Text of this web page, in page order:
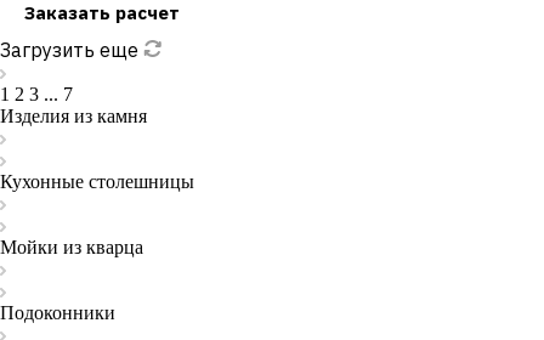
Заказать расчет
Загрузить еще
1 2 3 ... 7
Изделия из камня
Кухонные столешницы
Мойки из кварца
Подоконники